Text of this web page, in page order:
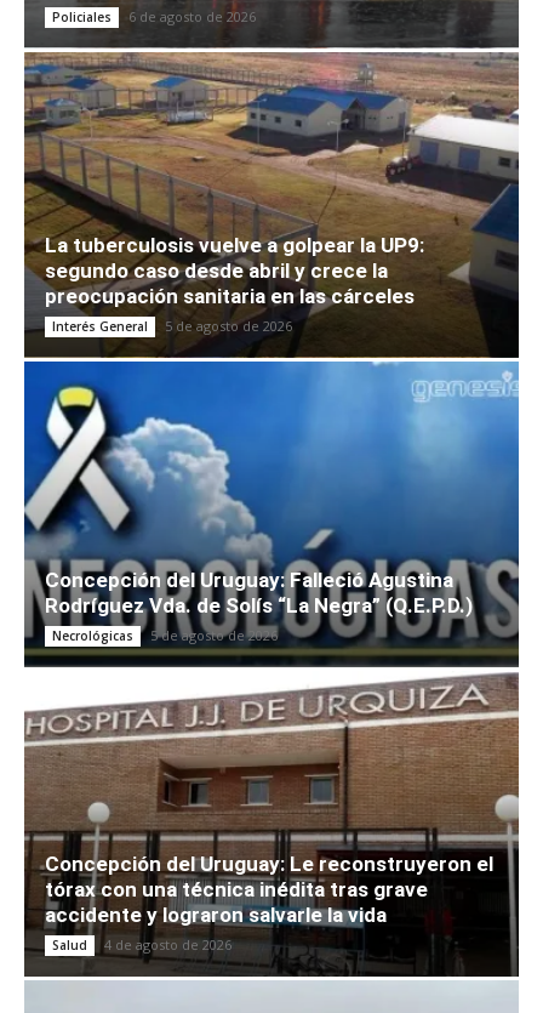
Policiales 6 de agosto de 2026
La tuberculosis vuelve a golpear la UP9:
segundo caso desde abril y crece la
preocupación sanitaria en las cárceles
Interés General 5 de agosto de 2026
Concepción del Uruguay: Falleció Agustina
Rodríguez Vda. de Solís “La Negra” (Q.E.P.D.)
Necrológicas 5 de agosto de 2026
Concepción del Uruguay: Le reconstruyeron el
tórax con una técnica inédita tras grave
accidente y lograron salvarle la vida
Salud 4 de agosto de 2026